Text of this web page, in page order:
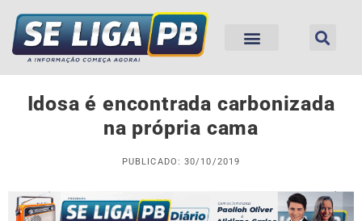
Idosa é encontrada carbonizada
na própria cama
PUBLICADO: 30/10/2019